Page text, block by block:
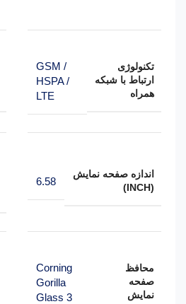
تکنولوژی
ارتباط با شبکه
همراه
GSM /
HSPA /
LTE
اندازه صفحه نمایش
(INCH)
6.58
محافظ
صفحه
نمایش
Corning
Gorilla
Glass 3